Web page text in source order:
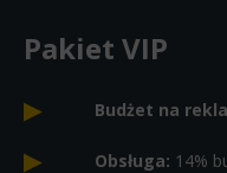
Pakiet VIP
Budżet na
Obsługa: 14%